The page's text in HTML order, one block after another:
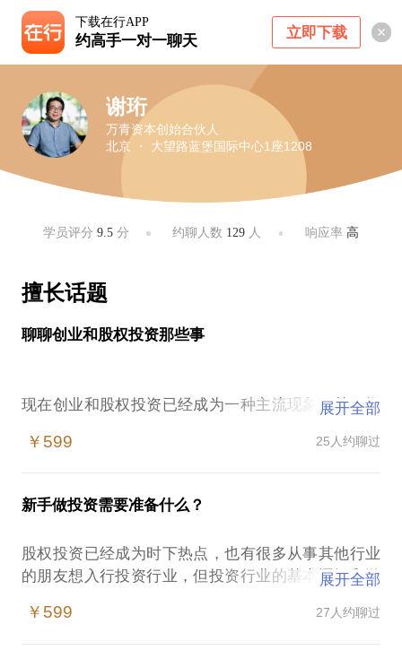
下载在行APP
约高手一对一聊天 立即下载
谢珩
万青资本创始合伙人
北京 ・ 大望路蓝堡国际中心1座1208
学员评分9.5 分 约聊人数 129 人 响应率 高
擅长话题
聊聊创业和股权投资那些事
现在创业和股权投资已经成为一种主流现象，甚至提
创业和股权投资都是风险比较高的事情。前者涉及多
者在团队实力、勤奋程度、专业性、方向选择甚至个
人运气都会影响到项目的成败。
融资的企业家容易遭遇：
创业者不是以市场为目标，而是以搞定投资人为目标
展开全部
￥599 25人约聊过
新手做投资需要准备什么？
股权投资已经成为时下热点，也有很多从事其他行业
的朋友想入行投资行业，但投资行业的基本逻辑和游
入行前需要做哪些准备工作？怎么发挥原有工作经验
展开全部
￥599 27人约聊过